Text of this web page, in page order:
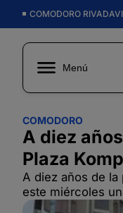
COMODORO
Menú
COMODORO
A diez
Plaza
A diez años de la
este miércoles